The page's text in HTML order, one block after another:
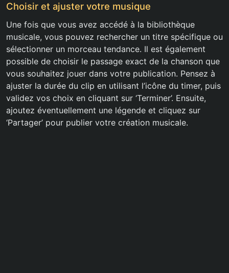
Choisir et ajuster votre musique
Une fois que vous avez accédé à la bibliothèque
musicale, vous pouvez rechercher un titre spécifique ou
sélectionner un morceau tendance. Il est également
possible de choisir le passage exact de la chanson que
vous souhaitez jouer dans votre publication. Pensez à
ajuster la durée du clip en utilisant l’icône du timer, puis
validez vos choix en cliquant sur ‘Terminer’. Ensuite,
ajoutez éventuellement une légende et cliquez sur
‘Partager’ pour publier votre création musicale.